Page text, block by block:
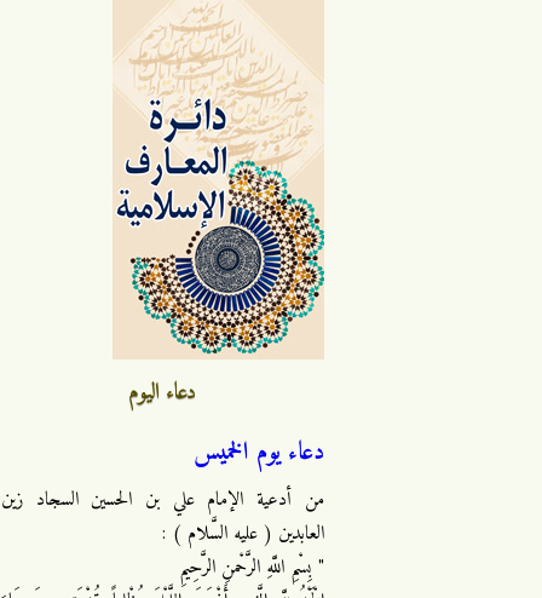
دعاء اليوم
دعاء يوم الخميس
من أدعية الإمام علي بن الحسين السجاد زين
العابدين ( عليه السَّلام ) :
" بِسْمِ اللَّهِ الرَّحْمنِ الرَّحِيمِ